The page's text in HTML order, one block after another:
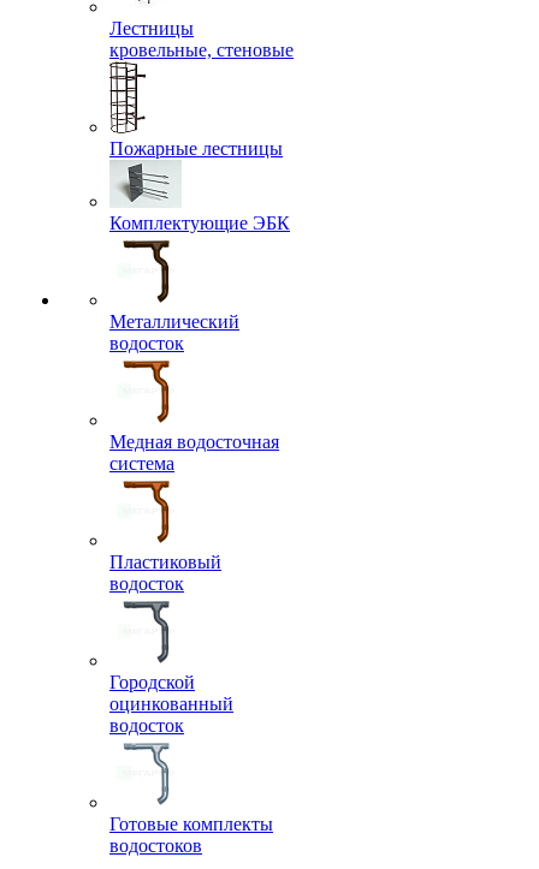
Лестницы
кровельные, стеновые
Пожарные лестницы
Комплектующие ЭБК
Металлический
водосток
Медная водосточная
система
Пластиковый
водосток
Городской
оцинкованный
водосток
Готовые комплекты
водостоков